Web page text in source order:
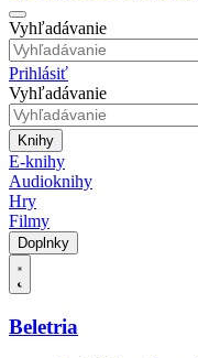
Vyhľadávanie
Prihlásiť
Vyhľadávanie
Knihy
E-knihy
Audioknihy
Hry
Filmy
Doplnky
Beletria